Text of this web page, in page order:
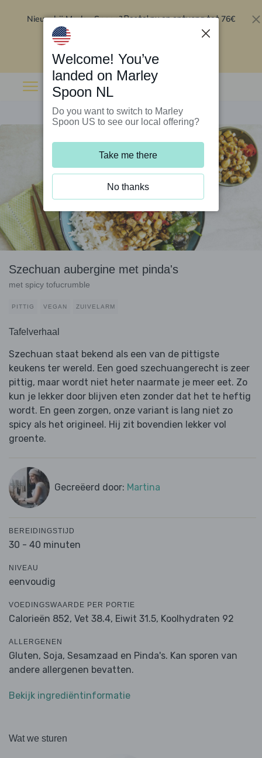
Nieuw bij Marley Spoon?Bestel nu en ontvang tot 76€
Szechuan aubergine met pinda's
met spicy tofucrumble
PITTIG VEGAN ZUIVELARM
Tafelverhaal
Szechuan staat bekend als een van de pittigste
keukens ter wereld. Een goed szechuangerecht is zeer
pittig, maar wordt niet heter naarmate je meer eet. Zo
kun je lekker door blijven eten zonder dat het te heftig
wordt. En geen zorgen, onze variant is lang niet zo
spicy als het origineel. Hij zit bovendien lekker vol
groente.
Gecreëerd door: Martina
BEREIDINGSTIJD
30 - 40 minuten
NIVEAU
eenvoudig
VOEDINGSWAARDE PER PORTIE
Calorieën 852, Vet 38.4, Eiwit 31.5, Koolhydraten 92
ALLERGENEN
Gluten, Soja, Sesamzaad en Pinda's. Kan sporen van
andere allergenen bevatten.
Bekijk ingrediëntinformatie
Wat we sturen
Welcome! You’ve
landed on Marley
Spoon NL
Do you want to switch to Marley
Spoon US to see our local offering?
Take me there
No thanks